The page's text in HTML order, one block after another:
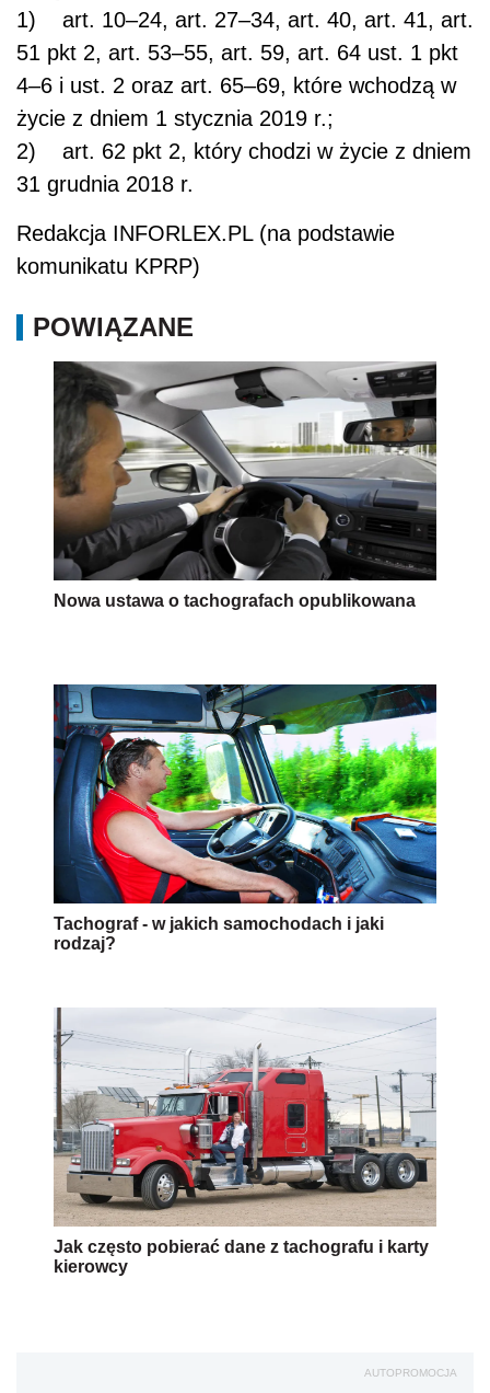
1) art. 10–24, art. 27–34, art. 40, art. 41, art.
51 pkt 2, art. 53–55, art. 59, art. 64 ust. 1 pkt
4–6 i ust. 2 oraz art. 65–69, które wchodzą w
życie z dniem 1 stycznia 2019 r.;
2) art. 62 pkt 2, który chodzi w życie z dniem
31 grudnia 2018 r.
Redakcja INFORLEX.PL (na podstawie
komunikatu KPRP)
POWIĄZANE
Nowa ustawa o tachografach opublikowana
Tachograf - w jakich samochodach i jaki
rodzaj?
Jak często pobierać dane z tachografu i karty
kierowcy
AUTOPROMOCJA